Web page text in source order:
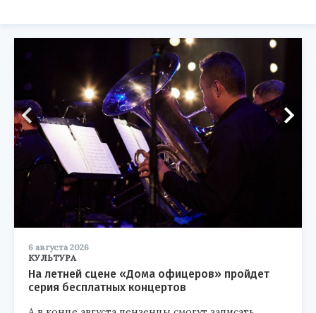
6 августа 2026
КУЛЬТУРА
На летней сцене «Дома офицеров» пройдет
серия бесплатных концертов